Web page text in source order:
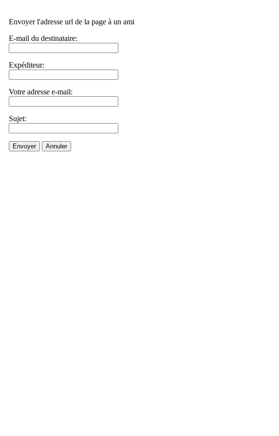
Envoyer l'adresse url de la page à un ami
E-mail du destinataire:
Expéditeur:
Votre adresse e-mail:
Sujet:
Envoyer Annuler